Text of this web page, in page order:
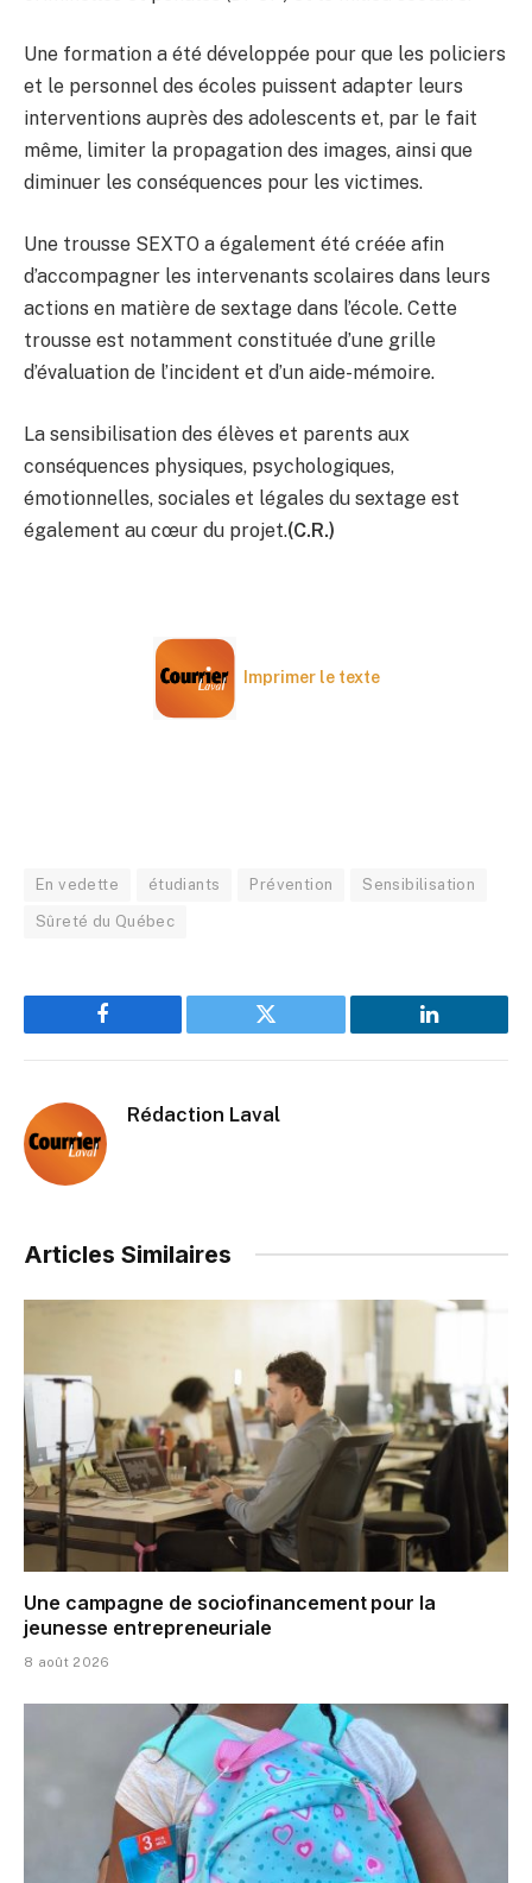
Une formation a été développée pour que les policiers
et le personnel des écoles puissent adapter leurs
interventions auprès des adolescents et, par le fait
même, limiter la propagation des images, ainsi que
diminuer les conséquences pour les victimes.
Une trousse SEXTO a également été créée afin
d’accompagner les intervenants scolaires dans leurs
actions en matière de sextage dans l’école. Cette
trousse est notamment constituée d’une grille
d’évaluation de l’incident et d’un aide-mémoire.
La sensibilisation des élèves et parents aux
conséquences physiques, psychologiques,
émotionnelles, sociales et légales du sextage est
également au cœur du projet.(C.R.)
Imprimer le texte
En vedette étudiants Prévention Sensibilisation
Sûreté du Québec
Facebook Twitter LinkedIn
Rédaction Laval
Articles Similaires
Une campagne de sociofinancement pour la
jeunesse entrepreneuriale
8 août 2026